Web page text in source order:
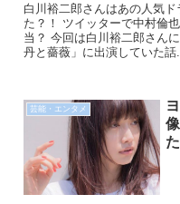
白川裕二郎さんはあの人気
た？！ ツイッターで中村倫
当？ 今回は白川裕二郎さん
丹と薔薇」に出演していた話...
芸能・エンタメ